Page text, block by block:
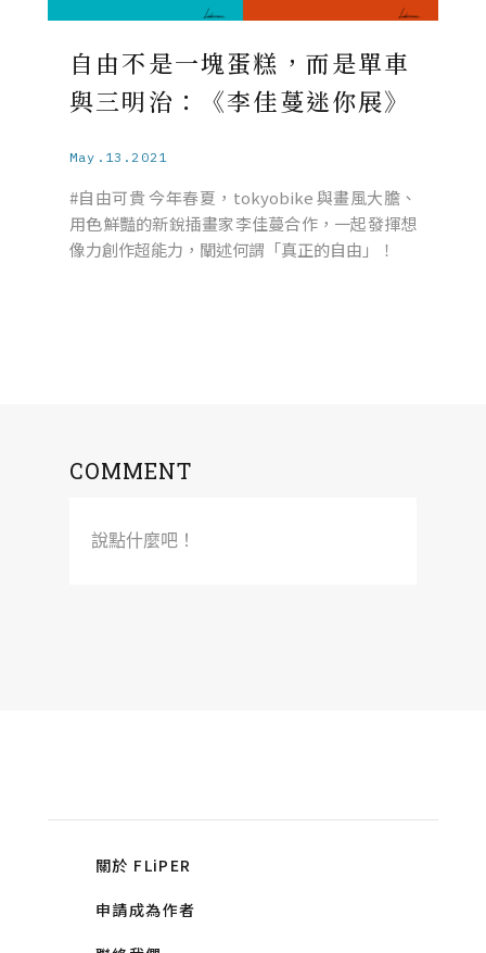
自由不是一塊蛋糕，而是單車
與三明治：《李佳蔓迷你展》
May.13.2021
#自由可貴 今年春夏，tokyobike 與畫風大膽、
用色鮮豔的新銳插畫家李佳蔓合作，一起發揮想
像力創作超能力，闡述何謂「真正的自由」！
COMMENT
說點什麼吧！
關於 FLiPER
申請成為作者